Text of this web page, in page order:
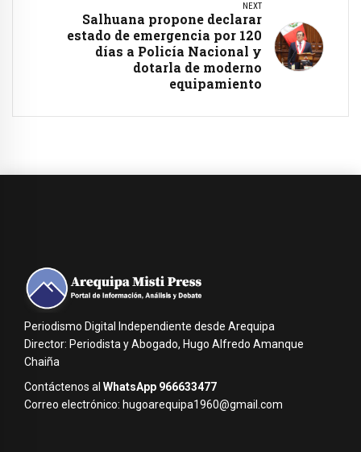
NEXT
Salhuana propone declarar
estado de emergencia por 120
días a Policía Nacional y
dotarla de moderno
equipamiento
Periodismo Digital Independiente desde Arequipa
Director: Periodista y Abogado, Hugo Alfredo Amanque
Chaiña
Contáctenos al WhatsApp 966633477
Correo electrónico: hugoarequipa1960@gmail.com